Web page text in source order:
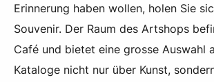
Erinnerung haben wollen, holen Sie
Souvenir. Der Raum des Artshops
Café und bietet eine grosse Auswahl
Kataloge nicht nur über Kunst,